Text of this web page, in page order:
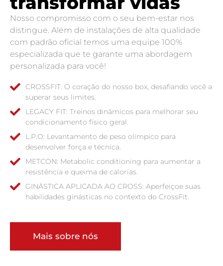
Nosso compromisso com o seu bem-estar nos
distingue. Além de instalações de alta qualidade
com padrão oficial temos uma equipe 100%
especializada que te garante uma abordagem
personalizada para você!
CROSSFIT: O coração do nosso box, desafiando você a
superar seus limites.
LEGACY FIT: Treinos dinâmicos para melhorar seu
condicionamento físico geral.
L.P.O: Levantamento de peso olímpico para
desenvolver força e técnica.
METCON: Metabolic conditioning para aumentar a
resistência e queima de calorias.
GINÁSTICA APLICADA AO CROSS: Aperfeiçoe suas
habilidades ginásticas no contexto do CrossFit.
Mais sobre nós